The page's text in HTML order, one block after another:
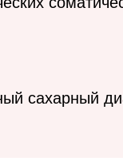
сахарный